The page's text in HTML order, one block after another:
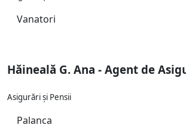
Vanatori
Hăineală G. Ana - Agent de
Asigurări și Pensii
Palanca